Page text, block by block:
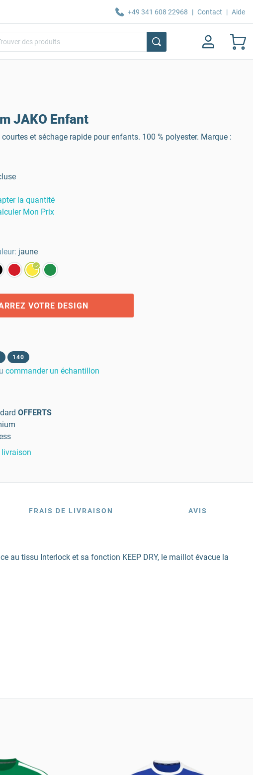
+49 341 608 22968 | Contact | Aide
JAKO Enfant
et séchage rapide pour enfants. 100 % polyester. Marque :
la quantité
Mon Prix
jaune
VOTRE DESIGN
140
commander un échantillon
OFFERTS
livraison
FRAIS DE LIVRAISON AVIS
au tissu Interlock et sa fonction KEEP DRY, le maillot évacue la